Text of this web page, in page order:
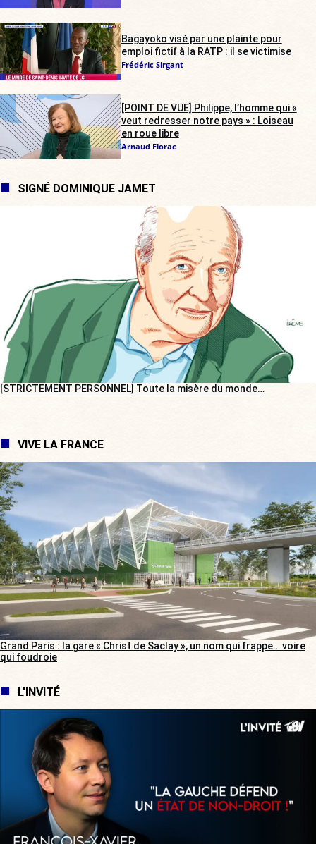
Bagayoko visé par une plainte pour
emploi fictif à la RATP : il se victimise
Frédéric Sirgant
[POINT DE VUE] Philippe, l’homme qui «
veut redresser notre pays » : Loiseau
en roue libre
Arnaud Florac
SIGNÉ DOMINIQUE JAMET
[STRICTEMENT PERSONNEL] Toute la misère du monde…
VIVE LA FRANCE
Grand Paris : la gare « Christ de Saclay », un nom qui frappe… voire
qui foudroie
L'INVITÉ